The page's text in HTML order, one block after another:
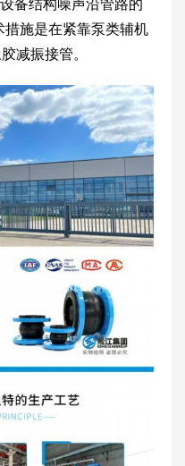
备结构噪声沿管路的
施是在紧靠泵类辅机
减振接管。